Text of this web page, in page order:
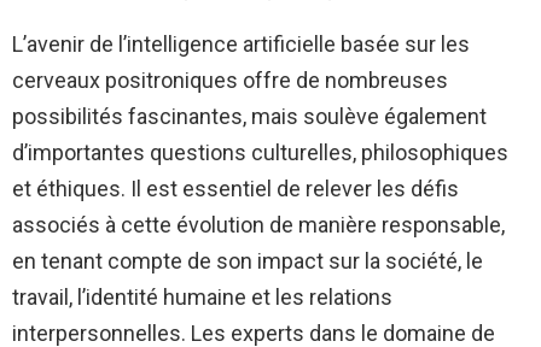
L’avenir de l’intelligence artificielle basée sur les
cerveaux positroniques offre de nombreuses
possibilités fascinantes, mais soulève également
d’importantes questions culturelles, philosophiques
et éthiques. Il est essentiel de relever les défis
associés à cette évolution de manière responsable,
en tenant compte de son impact sur la société, le
travail, l’identité humaine et les relations
interpersonnelles. Les experts dans le domaine de